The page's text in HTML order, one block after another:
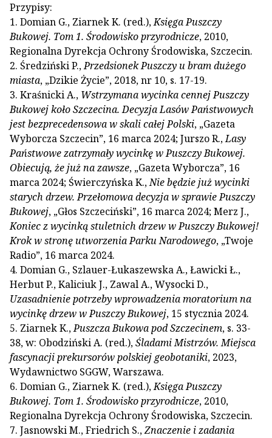
Przypisy:
1. Domian G., Ziarnek K. (red.),Księga Puszczy
Bukowej. Tom 1. Środowisko przyrodnicze, 2010,
Regionalna Dyrekcja Ochrony Środowiska, Szczecin.
2. Średziński P.,Przedsionek Puszczy u bram dużego
miasta, „Dzikie Życie”, 2018, nr 10, s. 17-19.
3. Kraśnicki A., Wstrzymana wycinka cennej Puszczy
Bukowej koło Szczecina. Decyzja Lasów Państwowych
jest bezprecedensowa w skali całej Polski, „Gazeta
Wyborcza Szczecin”, 16 marca 2024; Jurszo R.,Lasy
Państwowe zatrzymały wycinkę w Puszczy Bukowej.
Obiecują, że już na zawsze, „Gazeta Wyborcza”, 16
marca 2024; Świerczyńska K.,Nie będzie już wycinki
starych drzew. Przełomowa decyzja w sprawie Puszczy
Bukowej, „Głos Szczeciński”, 16 marca 2024; Merz J.,
Koniec z wycinką stuletnich drzew w Puszczy Bukowej!
Krok w stronę utworzenia Parku Narodowego, „Twoje
Radio”, 16 marca 2024.
4. Domian G., Szlauer-Łukaszewska A., Ławicki Ł.,
Herbut P., Kaliciuk J., Zawal A., Wysocki D.,
Uzasadnienie potrzeby wprowadzenia moratorium na
wycinkę drzew w Puszczy Bukowej, 15 stycznia 2024.
5. Ziarnek K.,Puszcza Bukowa pod Szczecinem, s. 33-
38, w: Obodziński A. (red.),Śladami Mistrzów. Miejsca
fascynacji prekursorów polskiej geobotaniki, 2023,
Wydawnictwo SGGW, Warszawa.
6. Domian G., Ziarnek K. (red.),Księga Puszczy
Bukowej. Tom 1. Środowisko przyrodnicze, 2010,
Regionalna Dyrekcja Ochrony Środowiska, Szczecin.
7. Jasnowski M., Friedrich S.,Znaczenie i zadania